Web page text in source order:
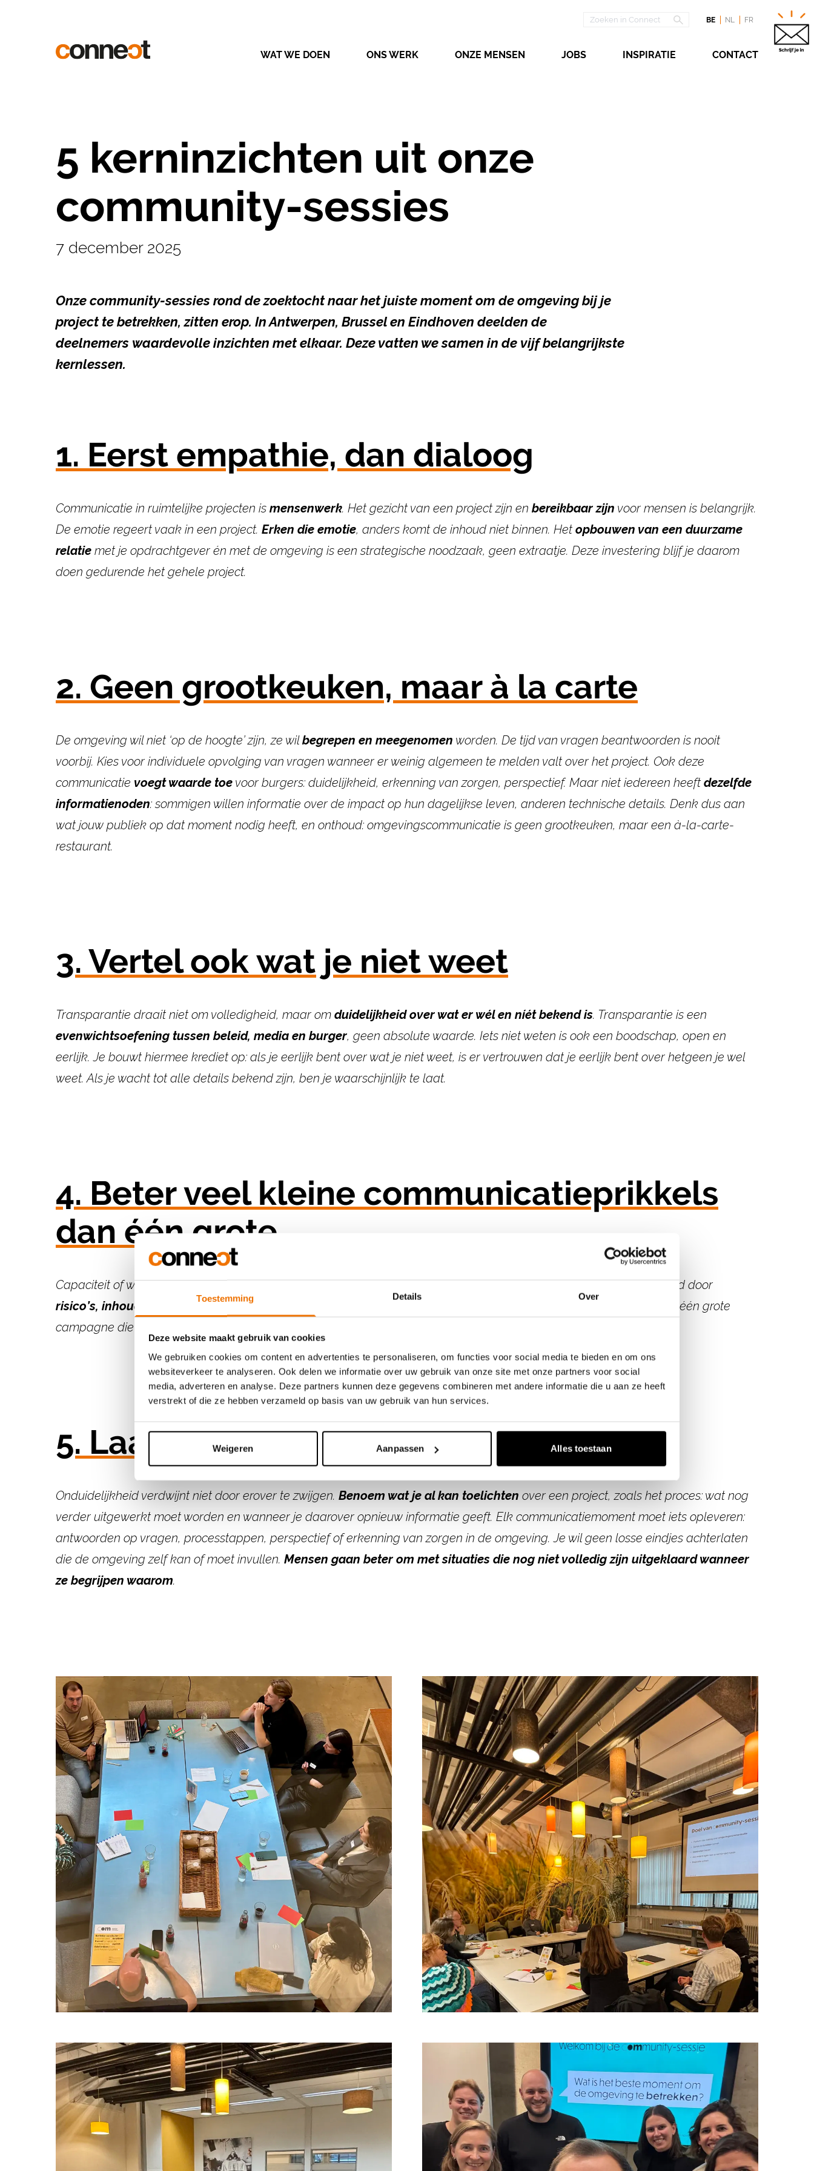
Toestemming Details Over
Deze website maakt gebruik van cookies
We gebruiken cookies om content en advertenties te personaliseren, om functies voor social media te bieden en om ons
websiteverkeer te analyseren. Ook delen we informatie over uw gebruik van onze site met onze partners voor social
media, adverteren en analyse. Deze partners kunnen deze gegevens combineren met andere informatie die u aan ze heeft
verstrekt of die ze hebben verzameld op basis van uw gebruik van hun services.
Weigeren Aanpassen Alles toestaan
BE NL FR
WAT WE DOEN ONS WERK ONZE MENSEN JOBS INSPIRATIE CONTACT
5 kerninzichten uit onze
community-sessies
7 december 2025
Onze community-sessies rond de zoektocht naar het juiste moment om de omgeving bij je
project te betrekken, zitten erop. In Antwerpen, Brussel en Eindhoven deelden de
deelnemers waardevolle inzichten met elkaar. Deze vatten we samen in de vijfbelangrijkste
kernlessen.
1. Eerst empathie, dan dialoog
Communicatie in ruimtelijke projecten is mensenwerk. Het gezicht van een project zijn en bereikbaar zijn voor mensen is belangrijk.
De emotie regeert vaak in een project. Erken die emotie, anders komt de inhoud niet binnen. Het opbouwen van een duurzame
relatie met je opdrachtgever én met de omgeving is een strategische noodzaak, geen extraatje. Deze investering blijf je daarom
doen gedurende het gehele project.
2. Geen grootkeuken, maar à la carte
De omgeving wil niet ‘op de hoogte’ zijn, ze wil begrepen en meegenomen worden. De tijd van vragen beantwoorden is nooit
voorbij. Kies voor individuele opvolging van vragen wanneer er weinig algemeen te melden valt over het project. Ook deze
communicatie voegt waarde toe voor burgers: duidelijkheid, erkenning van zorgen, perspectief. Maar niet iedereen heeft dezelfde
informatienoden:sommigen willen informatie over de impact op hun dagelijkse leven, anderen technische details. Denk dus aan
wat jouw publiek op dat moment nodig heeft, en onthoud: omgevingscommunicatie is geen grootkeuken, maar een à-la-carte-
restaurant.
3. Vertel ook wat je niet weet
Transparantie draait niet om volledigheid, maar om duidelijkheid over wat er wél en níét bekendis. Transparantie is een
evenwichtsoefening tussen beleid, media en burger, geen absolute waarde. Iets niet weten is ook een boodschap, open en
eerlijk. Je bouwt hiermee krediet op: als je eerlijk bent over wat je niet weet, is er vertrouwen dat je eerlijk bent over hetgeen je wel
weet. Als je wacht tot alle details bekend zijn, ben je waarschijnlijk te laat.
4. Beter veel kleine communicatieprikkels
dan één grote
Capaciteit of werkdruk mag nooit leidend zijnvoor de communicatiestrategie, en dus de timing.Deze worden bepaald door
risico’s, inhoud en
omgeving. Maar, de communicatie moet flexibel
één grote
campagne die telkens ingehaald wordt
5. Laat geen losse eindjes achter
Onduidelijkheid verdwijnt niet door erover te zwijgen. Benoem wat je al kan toelichten over een project, zoals het proces: wat nog
verder uitgewerkt moet worden en wanneer je daarover opnieuw informatie geeft. Elk communicatiemoment moet iets opleveren:
antwoorden op vragen, processtappen, perspectief of erkenning van zorgen in de omgeving. Je wil geen losse eindjes achterlaten
die de omgeving zelf kan of moet invullen. Mensen gaan beter om met situaties die nog niet volledigzijn uitgeklaard wanneer
ze begrijpen waarom.